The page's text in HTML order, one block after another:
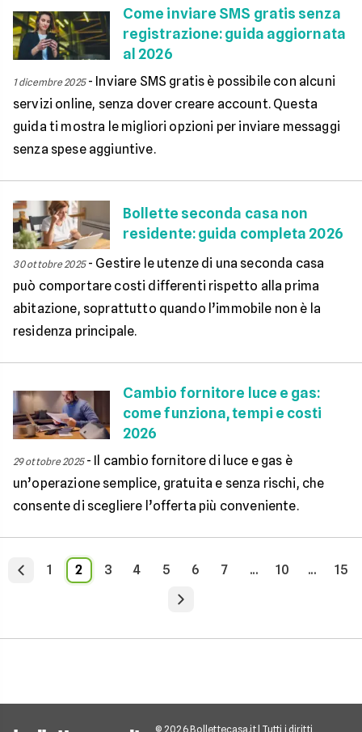
Come inviare SMS gratis senza
registrazione: guida aggiornata
al 2026
1 dicembre 2025- Inviare SMS gratis è possibile con alcuni
servizi online, senza dover creare account. Questa
guida ti mostra le migliori opzioni per inviare messaggi
senza spese aggiuntive.
Bollette seconda casa non
residente: guida completa 2026
30 ottobre 2025- Gestire le utenze di una seconda casa
può comportare costi differenti rispetto alla prima
abitazione, soprattutto quando l’immobile non è la
residenza principale.
Cambio fornitore luce e gas:
come funziona, tempi e costi
2026
29 ottobre 2025- Il cambio fornitore di luce e gas è
un’operazione semplice, gratuita e senza rischi, che
consente di scegliere l’offerta più conveniente.
1 2 3 4 5 6 7 ... 10 ... 15
© 2026 Bollettecasa.it | Tutti i diritti